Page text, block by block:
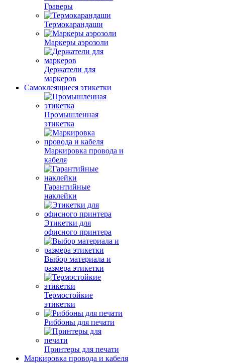
Граверы
Термокарандаши
Маркеры аэрозоли
Держатели для
маркеров
Самоклеящиеся этикетки
Промышленная
этикетка
Маркировка провода и
кабеля
Гарантийные
наклейки
Этикетки для
офисного принтера
Выбор материала и
размера этикетки
Термостойкие
этикетки
Риббоны для печати
Принтеры для печати
Маркировка провода и кабеля